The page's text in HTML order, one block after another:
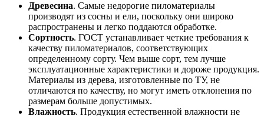
Древесина. Самые недорогие пиломатериалы
производят из сосны и ели, поскольку они широко
распространены и легко поддаются обработке.
Сортность. ГОСТ устанавливает четкие требования к
качеству пиломатериалов, соответствующих
определенному сорту. Чем выше сорт, тем лучше
эксплуатационные характеристики и дороже продукция.
Материалы из дерева, изготовленные по ТУ, не
отличаются по качеству, но могут иметь отклонения по
размерам больше допустимых.
Влажность. Продукция естественной влажности не